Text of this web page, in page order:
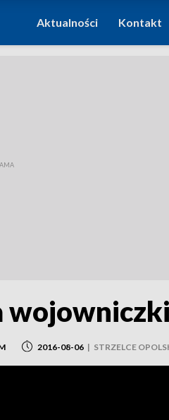
Aktualności Kontakt
2016-08-06 | STRZELCE